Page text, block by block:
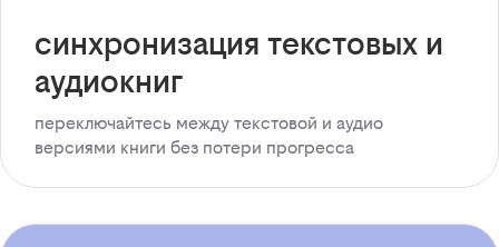
синхронизация текстовых и
аудиокниг
переключайтесь между текстовой и аудио
версиями книги без потери прогресса